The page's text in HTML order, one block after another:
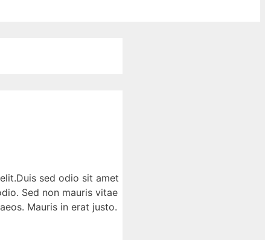
sed odio sit amet
Sed non mauris vitae
Mauris in erat justo.